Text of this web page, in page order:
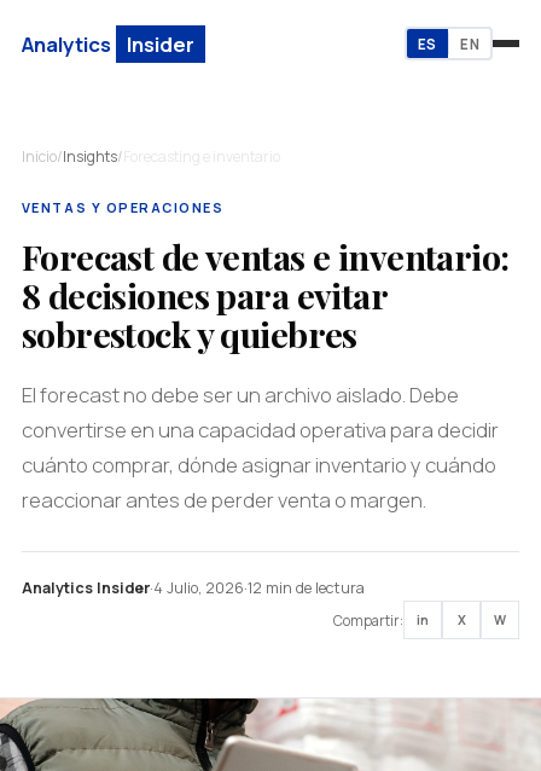
Analytics Insider ES EN
Inicio/Insights/ Forecasting e inventario
VENTAS Y OPERACIONES
Forecast de ventas e inventario:
8 decisiones para evitar
sobrestock y quiebres
El forecast no debe ser un archivo aislado. Debe
convertirse en una capacidad operativa para decidir
cuánto comprar, dónde asignar inventario y cuándo
reaccionar antes de perder venta o margen.
Analytics Insider·4 Julio, 2026·12 min de lectura
Compartir: in X W